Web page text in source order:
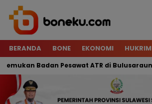
BERANDA BONE EKONOMI HUKRIM
Badan Pesawat ATR di Bulusaraung